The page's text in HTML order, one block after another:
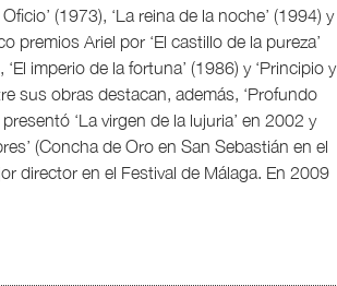
(1973), ‘La reina de la noche’ (1994) y
premios Ariel por ‘El castillo de la pureza’
imperio de la fortuna’ (1986) y ‘Principio y
sus obras destacan, además, ‘Profundo
‘La virgen de la lujuria’ en 2002 y
(Concha de Oro en San Sebastián en el
director en el Festival de Málaga. En 2009